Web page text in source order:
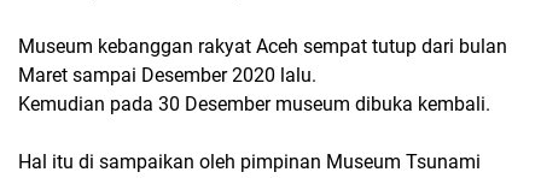
Museum kebanggan rakyat Aceh sempat tutup dari bulan
Maret sampai Desember 2020 lalu.
Kemudian pada 30 Desember museum dibuka kembali.
Hal itu di sampaikan oleh pimpinan Museum Tsunami